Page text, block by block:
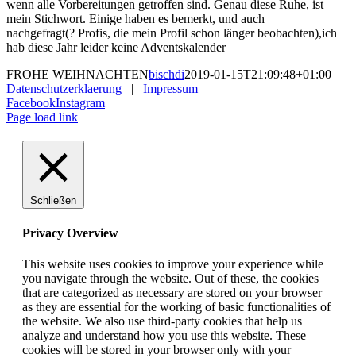
wenn alle Vorbereitungen getroffen sind. Genau diese Ruhe, ist
mein Stichwort. Einige haben es bemerkt, und auch
nachgefragt(? Profis, die mein Profil schon länger beobachten),ich
hab diese Jahr leider keine Adventskalender
FROHE WEIHNACHTENbischdi2019-01-15T21:09:48+01:00
Datenschutzerklaerung | Impressum
FacebookInstagram
Page load link
Schließen
Privacy Overview
This website uses cookies to improve your experience while
you navigate through the website. Out of these, the cookies
that are categorized as necessary are stored on your browser
as they are essential for the working of basic functionalities of
the website. We also use third-party cookies that help us
analyze and understand how you use this website. These
cookies will be stored in your browser only with your